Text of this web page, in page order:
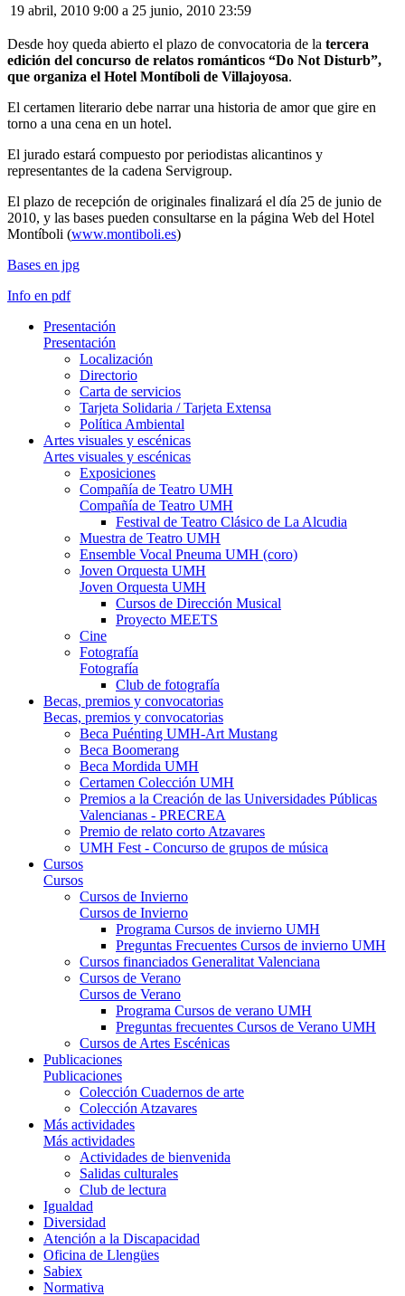
19 abril, 2010 9:00 a 25 junio, 2010 23:59
Desde hoy queda abierto el plazo de convocatoria de la tercera
edición del concurso de relatos románticos “Do Not Disturb”,
que organiza el Hotel Montíboli de Villajoyosa.
El certamen literario debe narrar una historia de amor que gire en
torno a una cena en un hotel.
El jurado estará compuesto por periodistas alicantinos y
representantes de la cadena Servigroup.
El plazo de recepción de originales finalizará el día 25 de junio de
2010, y las bases pueden consultarse en la página Web del Hotel
Montíboli (www.montiboli.es)
Bases en jpg
Info en pdf
Presentación
Presentación
Localización
Directorio
Carta de servicios
Tarjeta Solidaria / Tarjeta Extensa
Política Ambiental
Artes visuales y escénicas
Artes visuales y escénicas
Exposiciones
Compañía de Teatro UMH
Compañía de Teatro UMH
Festival de Teatro Clásico de La Alcudia
Muestra de Teatro UMH
Ensemble Vocal Pneuma UMH (coro)
Joven Orquesta UMH
Joven Orquesta UMH
Cursos de Dirección Musical
Proyecto MEETS
Cine
Fotografía
Fotografía
Club de fotografía
Becas, premios y convocatorias
Becas, premios y convocatorias
Beca Puénting UMH-Art Mustang
Beca Boomerang
Beca Mordida UMH
Certamen Colección UMH
Premios a la Creación de las Universidades Públicas
Valencianas - PRECREA
Premio de relato corto Atzavares
UMH Fest - Concurso de grupos de música
Cursos
Cursos
Cursos de Invierno
Cursos de Invierno
Programa Cursos de invierno UMH
Preguntas Frecuentes Cursos de invierno UMH
Cursos financiados Generalitat Valenciana
Cursos de Verano
Cursos de Verano
Programa Cursos de verano UMH
Preguntas frecuentes Cursos de Verano UMH
Cursos de Artes Escénicas
Publicaciones
Publicaciones
Colección Cuadernos de arte
Colección Atzavares
Más actividades
Más actividades
Actividades de bienvenida
Salidas culturales
Club de lectura
Igualdad
Diversidad
Atención a la Discapacidad
Oficina de Llengües
Sabiex
Normativa